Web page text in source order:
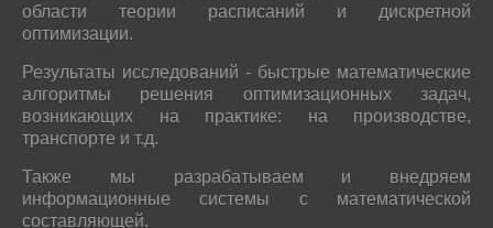
области теории расписаний и дискретной
оптимизации.
Результаты исследований - быстрые математические
алгоритмы решения оптимизационных задач,
возникающих на практике: на производстве,
транспорте и т.д.
Также мы разрабатываем и внедряем
информационные системы с математической
составляющей.